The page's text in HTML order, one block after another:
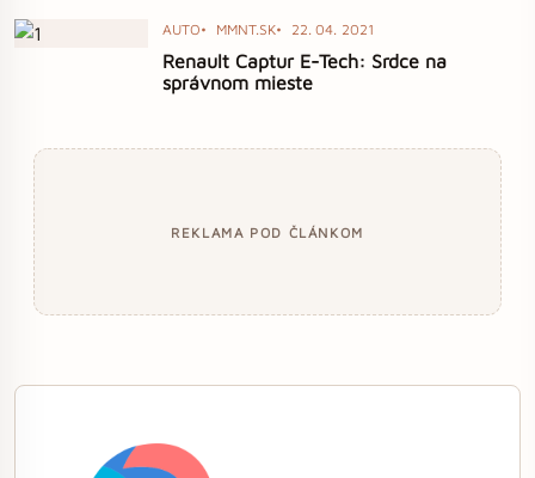
AUTO MMNT.SK 22. 04. 2021
Renault Captur E-Tech: Srdce na
správnom mieste
REKLAMA POD ČLÁNKOM